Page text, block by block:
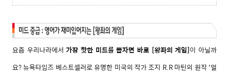
요즘 우리나라에서가장 핫한 미드를 뽑자면 바로 [왕좌의 게임]이 아닐까
요? 뉴욕타임즈 베스트셀러로 유명한 미국의 작가 조지 R.R 마틴의 원작 '얼